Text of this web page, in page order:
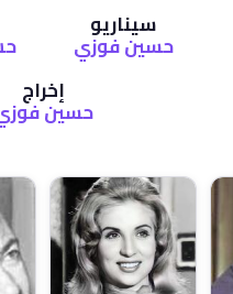
سيناريو
حسين فوزي
إخراج
حسين